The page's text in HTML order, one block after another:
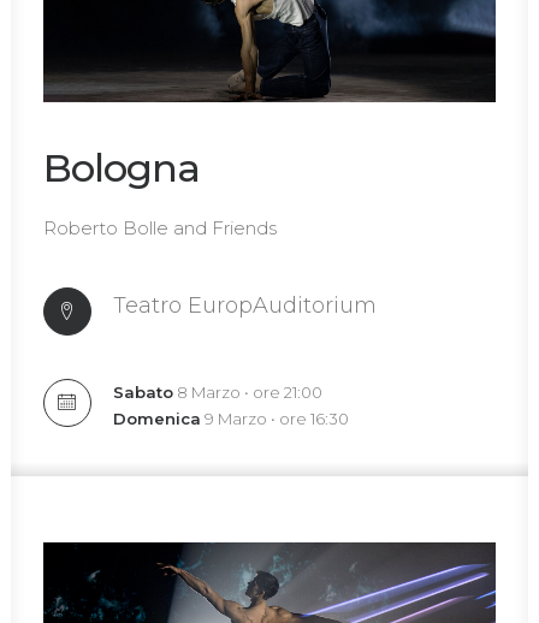
Bologna
Roberto Bolle and Friends
Teatro EuropAuditorium
Sabato 8 Marzo • ore 21:00
Domenica 9 Marzo • ore 16:30